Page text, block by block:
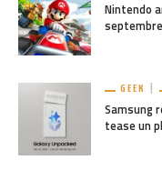
Nintendo
septembre
GEEK
Samsung
tease un